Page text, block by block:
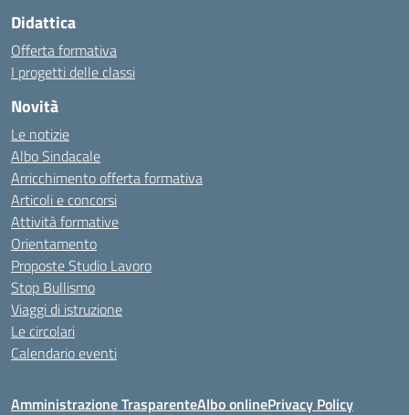
Didattica
Offerta formativa
I progetti delle classi
Novità
Le notizie
Albo Sindacale
Arricchimento offerta formativa
Articoli e concorsi
Attività formative
Orientamento
Proposte Studio Lavoro
Stop Bullismo
Viaggi di istruzione
Le circolari
Calendario eventi
Amministrazione TrasparenteAlbo onlinePrivacy Policy